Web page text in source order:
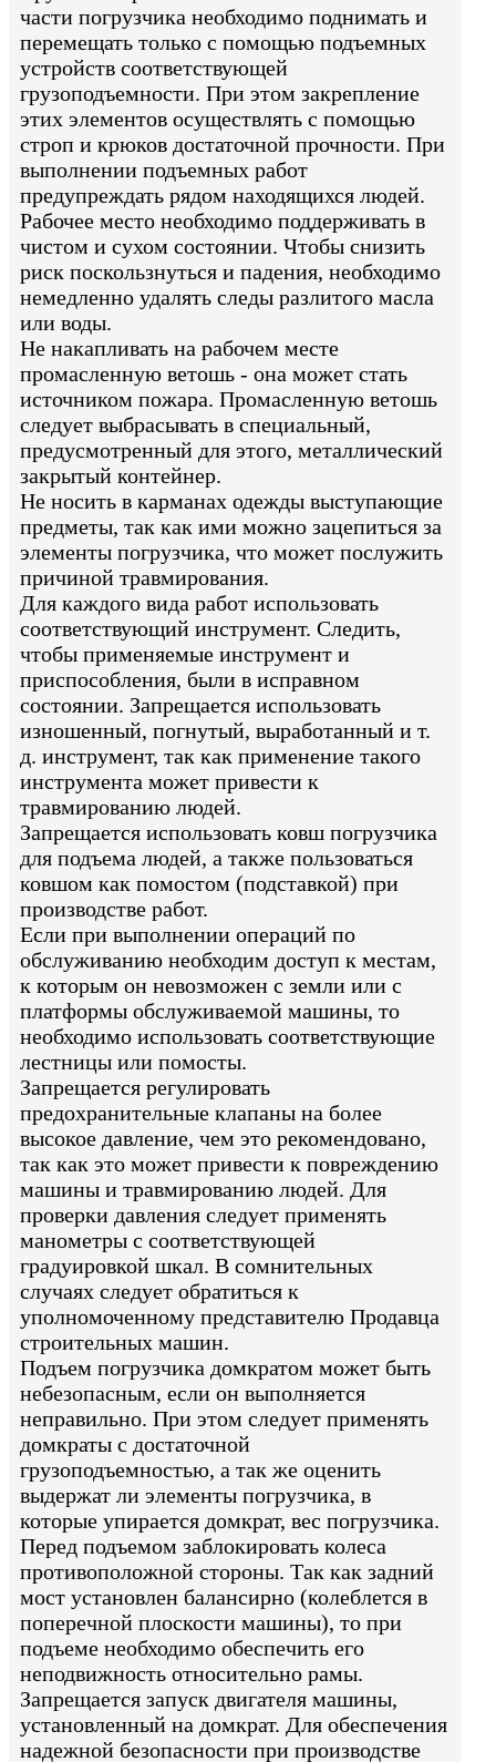
части погрузчика необходимо поднимать и
перемещать только с помощью подъемных
устройств соответствующей
грузоподъемности. При этом закрепление
этих элементов осуществлять с помощью
строп и крюков достаточной прочности. При
выполнении подъемных работ
предупреждать рядом находящихся людей.
Рабочее место необходимо поддерживать в
чистом и сухом состоянии. Чтобы снизить
риск поскользнуться и падения, необходимо
немедленно удалять следы разлитого масла
или воды.
Не накапливать на рабочем месте
промасленную ветошь - она может стать
источником пожара. Промасленную ветошь
следует выбрасывать в специальный,
предусмотренный для этого, металлический
закрытый контейнер.
Не носить в карманах одежды выступающие
предметы, так как ими можно зацепиться за
элементы погрузчика, что может послужить
причиной травмирования.
Для каждого вида работ использовать
соответствующий инструмент. Следить,
чтобы применяемые инструмент и
приспособления, были в исправном
состоянии. Запрещается использовать
изношенный, погнутый, выработанный и т.
д. инструмент, так как применение такого
инструмента может привести к
травмированию людей.
Запрещается использовать ковш погрузчика
для подъема людей, а также пользоваться
ковшом как помостом (подставкой) при
производстве работ.
Если при выполнении операций по
обслуживанию необходим доступ к местам,
к которым он невозможен с земли или с
платформы обслуживаемой машины, то
необходимо использовать соответствующие
лестницы или помосты.
Запрещается регулировать
предохранительные клапаны на более
высокое давление, чем это рекомендовано,
так как это может привести к повреждению
машины и травмированию людей. Для
проверки давления следует применять
манометры с соответствующей
градуировкой шкал. В сомнительных
случаях следует обратиться к
уполномоченному представителю Продавца
строительных машин.
Подъем погрузчика домкратом может быть
небезопасным, если он выполняется
неправильно. При этом следует применять
домкраты с достаточной
грузоподъемностью, а так же оценить
выдержат ли элементы погрузчика, в
которые упирается домкрат, вес погрузчика.
Перед подъемом заблокировать колеса
противоположной стороны. Так как задний
мост установлен балансирно (колеблется в
поперечной плоскости машины), то при
подъеме необходимо обеспечить его
неподвижность относительно рамы.
Запрещается запуск двигателя машины,
установленный на домкрат. Для обеспечения
надежной безопасности при производстве